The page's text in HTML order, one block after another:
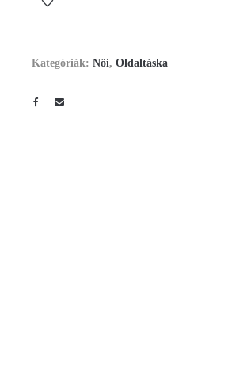
Kategóriák: Női, Oldaltáska